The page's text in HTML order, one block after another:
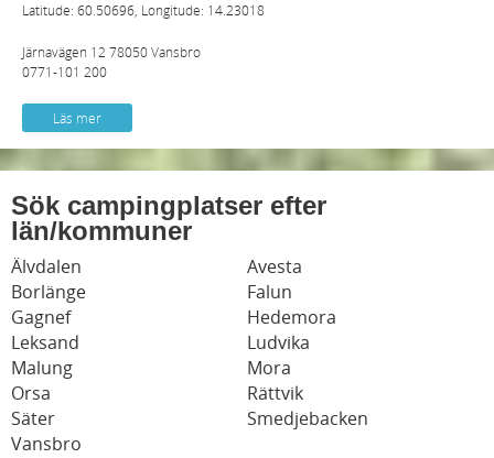
Latitude: 60.50696, Longitude: 14.23018
Järnavägen 12 78050 Vansbro
0771-101 200
Läs mer
Sök campingplatser efter
län/kommuner
Älvdalen
Avesta
Borlänge
Falun
Gagnef
Hedemora
Leksand
Ludvika
Malung
Mora
Orsa
Rättvik
Säter
Smedjebacken
Vansbro